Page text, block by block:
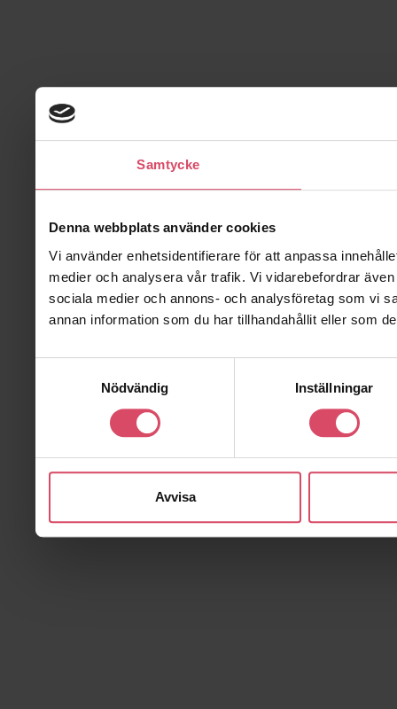
Samtycke
Denna webbplats använder cookies
Vi använder enhetsidentifierare för att anpassa
medier och analysera vår trafik. Vi vidarebefordrar
sociala medier och annons- och analysföretag som vi
annan information som du har tillhandahållit eller som
Nödvändig
Inställningar
Avvisa